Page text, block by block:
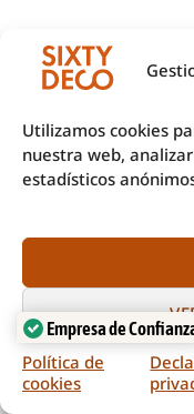
Utilizamos cookies
nuestra web,
estadísticos
Política de
cookies
Daroca
Ejea de los
El Burgo de
Épila
Escatrón
Fabara
Llamar
Empresa de
Verificado por:Trustindex